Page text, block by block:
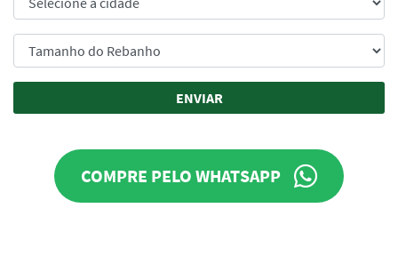
ENVIAR
COMPRE PELO WHATSAPP